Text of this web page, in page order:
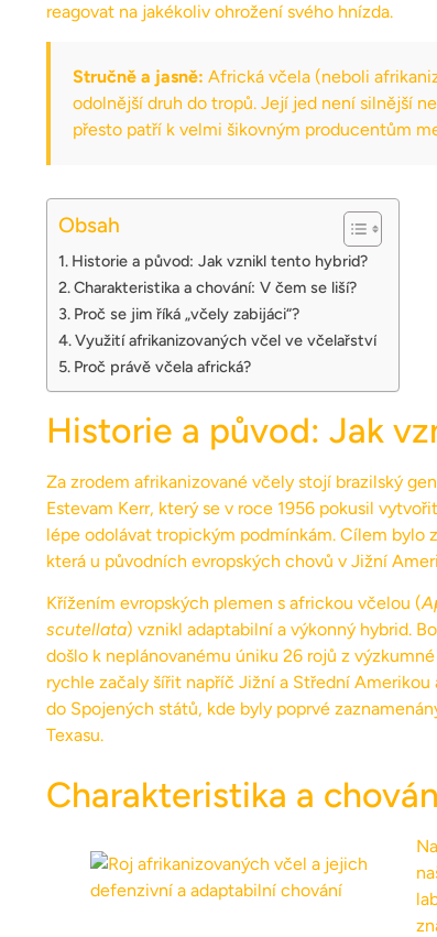
reagovat na jakékoliv ohrožení svého hnízda.
Stručně a jasně: Africká včela (neboli
odolnější druh do tropů. Její jed není silnější
přesto patří k velmi šikovným producentům
Obsah
Historie a původ: Jak vznikl tento hybrid?
Charakteristika a chování: V čem se liší?
Proč se jim říká „včely zabijáci“?
Využití afrikanizovaných včel ve včelařství
Proč právě včela africká?
Historie a původ: Jak
Za zrodem afrikanizované včely stojí brazilský
Estevam Kerr, který se v roce 1956 pokusil
lépe odolávat tropickým podmínkám. Cílem bylo
která u původních evropských chovů v Jižní
Křížením evropských plemen s africkou včelou (
scutellata) vznikl adaptabilní a výkonný hybrid.
došlo k neplánovanému úniku 26 rojů z
rychle začaly šířit napříč Jižní a Střední Amerikou
do Spojených států, kde byly poprvé
Texasu.
Charakteristika a